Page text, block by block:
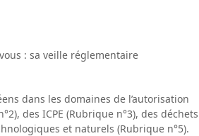
: sa veille réglementaire
dans les domaines de l’autorisation
des ICPE (Rubrique n°3), des déchets
et naturels (Rubrique n°5).